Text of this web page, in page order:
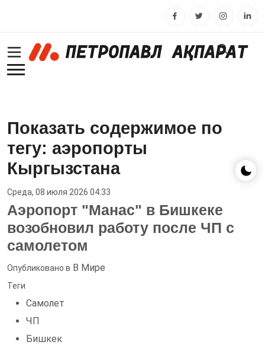
Показать содержимое по
тегу: аэропорты
Кыргызстана
Среда, 08 июля 2026 04:33
Аэропорт "Манас" в Бишкеке
возобновил работу после ЧП с
самолетом
Опубликовано в В Мире
Теги
Самолет
ЧП
Бишкек